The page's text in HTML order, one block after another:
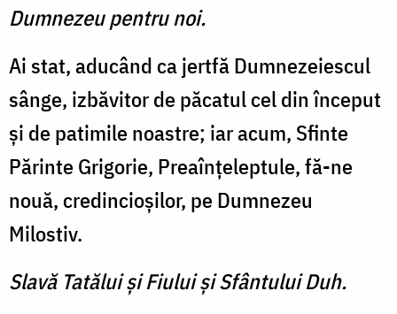
Dumnezeu pentru noi.
Ai stat, aducând ca jertfă Dumnezeiescul
sânge, izbăvitor de păcatul cel din început
şi de patimile noastre; iar acum, Sfinte
Părinte Grigorie, Preaînţeleptule, fă-ne
nouă, credincioşilor, pe Dumnezeu
Milostiv.
Slavă Tatălui şi Fiului şi Sfântului Duh.